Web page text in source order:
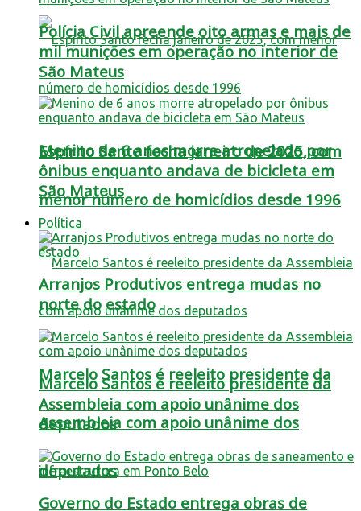
Espírito Santo fecha janeiro de 2025, com
menor número de homicídios desde 1996
Marcelo Santos é reeleito presidente da
Assembleia com apoio unânime dos
deputados
Polícia Civil apreende oito armas e mais de
mil munições em operação no interior de
São Mateus
Menino de 6 anos morre atropelado por
ônibus enquanto andava de bicicleta em
São Mateus
Política
Arranjos Produtivos entrega mudas no
norte do estado
Marcelo Santos é reeleito presidente da
Assembleia com apoio unânime dos
deputados
Governo do Estado entrega obras de